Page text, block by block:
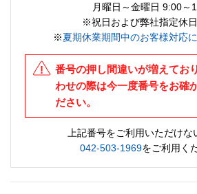
月曜日～金曜日 9:00～
※祝日および弊社指定休
※夏期休業期間中のお客様対応
番号の押し間違いが増えてお
わせの際は今一度番号をお確
ださい。
上記番号をご利用いただけな
042-503-1969をご利用く